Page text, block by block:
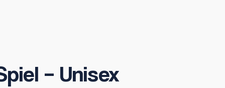
– Unisex